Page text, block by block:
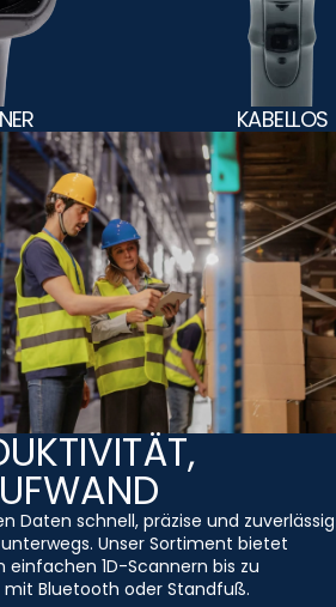
KABELLOS
Daten schnell, präzise und zuverlässig
Unser Sortiment bietet
einfachen 1D-Scannern bis zu
Bluetooth oder Standfuß.